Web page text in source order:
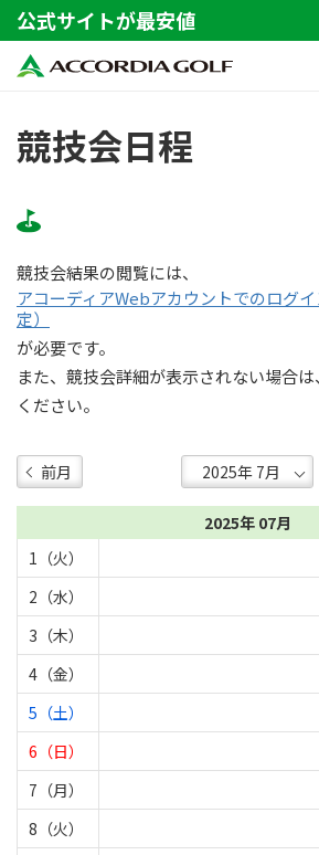
公式サイトが最安値
競技会日程
競技会結果の閲覧には、
アコーディアWebアカウントでのログ
定）
が必要です。
また、競技会詳細が表示されない場合
ください。
前月
2025年 07月
1（火）
2（水）
3（木）
4（金）
5（土）
6（日）
7（月）
8（火）